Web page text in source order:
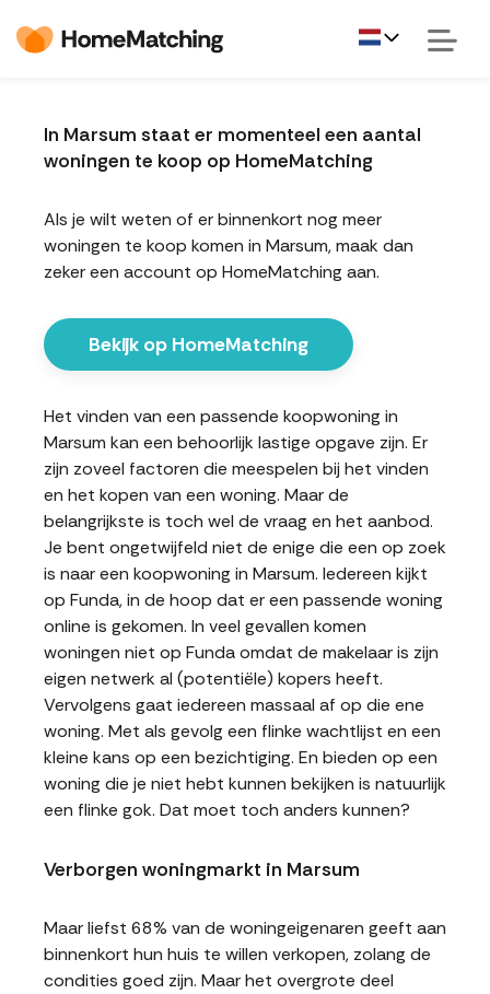
In Marsum staat er momenteel een aantal
woningen te koop op HomeMatching
Als je wilt weten of er binnenkort nog meer
woningen te koop komen in Marsum, maak dan
zeker een account op HomeMatching aan.
Bekijk op HomeMatching
Het vinden van een passende koopwoning in
Marsum kan een behoorlijk lastige opgave zijn. Er
zijn zoveel factoren die meespelen bij het vinden
en het kopen van een woning. Maar de
belangrijkste is toch wel de vraag en het aanbod.
Je bent ongetwijfeld niet de enige die een op zoek
is naar een koopwoning in Marsum. Iedereen kijkt
op Funda, in de hoop dat er een passende woning
online is gekomen. In veel gevallen komen
woningen niet op Funda omdat de makelaar is zijn
eigen netwerk al (potentiële) kopers heeft.
Vervolgens gaat iedereen massaal af op die ene
woning. Met als gevolg een flinke wachtlijst en een
kleine kans op een bezichtiging. En bieden op een
woning die je niet hebt kunnen bekijken is natuurlijk
een flinke gok. Dat moet toch anders kunnen?
Verborgen woningmarkt in Marsum
Maar liefst 68% van de woningeigenaren geeft aan
binnenkort hun huis te willen verkopen, zolang de
condities goed zijn. Maar het overgrote deel